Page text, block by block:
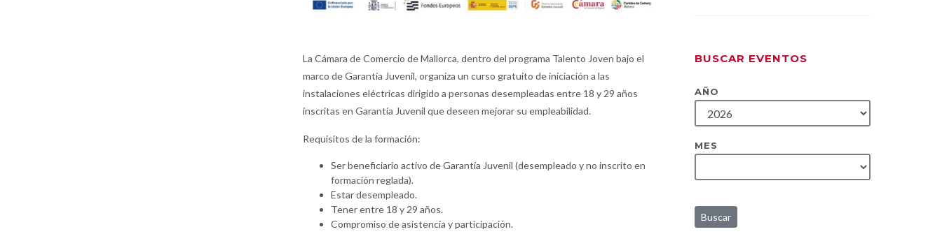
La Cámara de Comercio de Mallorca, dentro del programa Talento Joven bajo el
marco de Garantía Juvenil, organiza un curso gratuito de iniciación a las
instalaciones eléctricas dirigido a personas desempleadas entre 18 y 29 años
inscritas en Garantía Juvenil que deseen mejorar su empleabilidad.
Requisitos de la formación:
Ser beneficiario activo de Garantía Juvenil (desempleado y no inscrito en
formación reglada).
Estar desempleado.
Tener entre 18 y 29 años.
Compromiso de asistencia y participación.
BUSCAR EVENTOS
AÑO
MES
Buscar